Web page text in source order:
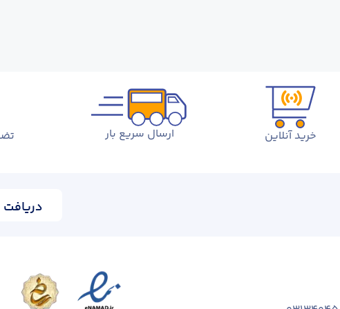
خرید آنلاین ارسال سریع بار
دریافت